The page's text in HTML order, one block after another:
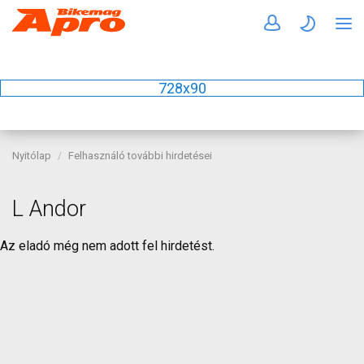
728x90
Nyitólap Felhasználó további hirdetései
L Andor
Az eladó még nem adott fel hirdetést.